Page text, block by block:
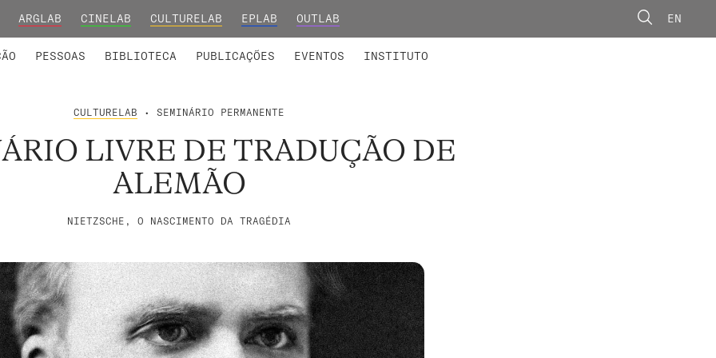
ARGLAB CINELAB CULTURELAB EPLAB OUTLAB EN
PESSOAS BIBLIOTECA PUBLICAÇÕES EVENTOS INSTITUTO
CULTURELAB • SEMINÁRIO PERMANENTE
LIVRE DE TRADUÇÃO DE
ALEMÃO
NIETZSCHE, O NASCIMENTO DA TRAGÉDIA